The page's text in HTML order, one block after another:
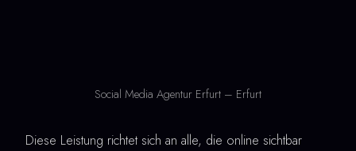
Social Media Agentur Erfurt – Erfurt
Diese Leistung richtet sich an alle, die online sichtbar